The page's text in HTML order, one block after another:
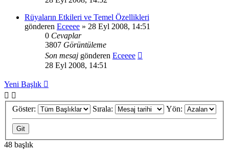
Rüyaların Etkileri ve Temel Özellikleri
gönderen Eceeee » 28 Eyl 2008, 14:51
0 Cevaplar
3807 Görüntüleme
Son mesaj gönderen Eceeee
28 Eyl 2008, 14:51
Yeni Başlık
Göster: Sırala: Yön:
48 başlık